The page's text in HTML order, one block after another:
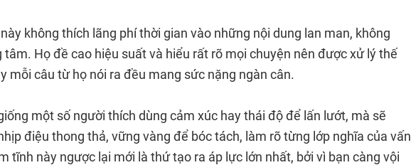
không thích lãng phí thời gian vào những nội dung lan man, không
tâm. Họ đề cao hiệu suất và hiểu rất rõ mọi chuyện nên được xử lý thế
mỗi câu từ họ nói ra đều mang sức nặng ngàn cân.
một số người thích dùng cảm xúc hay thái độ để lấn lướt, mà sẽ
điệu thong thả, vững vàng để bóc tách, làm rõ từng lớp nghĩa của vấn
tĩnh này ngược lại mới là thứ tạo ra áp lực lớn nhất, bởi vì bạn càng vội